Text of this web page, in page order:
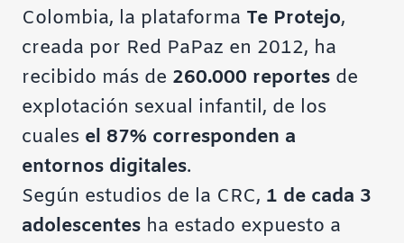
Colombia, la plataforma Te Protejo,
creada por Red PaPaz en 2012, ha
recibido más de 260.000 reportes de
explotación sexual infantil, de los
cuales el 87% corresponden a
entornos digitales.
Según estudios de la CRC, 1 de cada 3
adolescentes ha estado expuesto a